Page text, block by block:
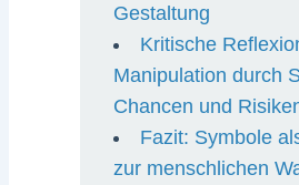
Gestaltung
Kritische
Manipulation durch
Chancen und
Fazit: Symbole
zur menschlichen